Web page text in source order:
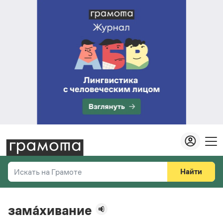
Искать на Грамоте
Справочная служба
Найти
зама́хивание